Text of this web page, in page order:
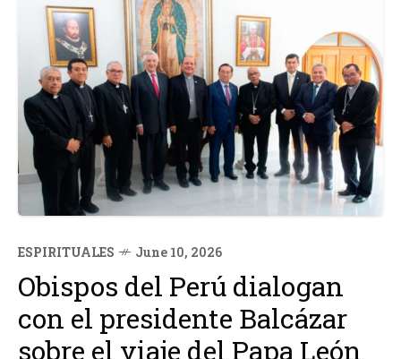
ESPIRITUALES June 10, 2026
Obispos del Perú dialogan
con el presidente Balcázar
sobre el viaje del Papa León